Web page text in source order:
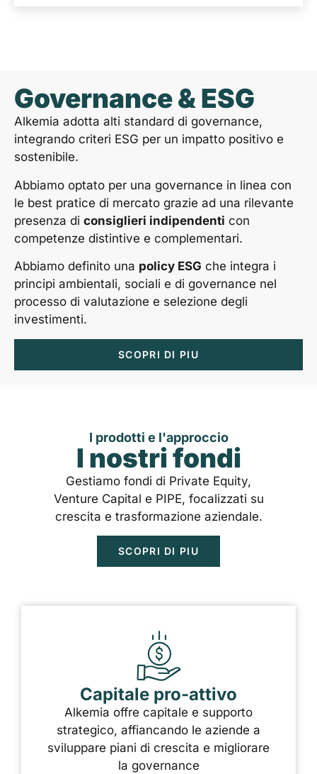
Governance & ESG
Alkemia adotta alti standard di governance,
integrando criteri ESG per un impatto positivo e
sostenibile.
Abbiamo optato per una governance in linea con
le best pratice di mercato grazie ad una rilevante
presenza di consiglieri indipendenti con
competenze distintive e complementari.
Abbiamo definito una policy ESG che integra i
principi ambientali, sociali e di governance nel
processo di valutazione e selezione degli
investimenti.
SCOPRI DI PIU
I prodotti e l'approccio
I nostri fondi
Gestiamo fondi di Private Equity,
Venture Capital e PIPE, focalizzati su
crescita e trasformazione aziendale.
SCOPRI DI PIU
Capitale pro-attivo
Alkemia offre capitale e supporto
strategico, affiancando le aziende a
sviluppare piani di crescita e migliorare
la governance